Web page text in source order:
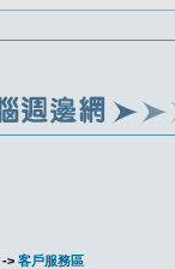
-> 客戶服務區